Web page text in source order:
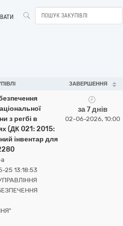
ЗАВЕРШЕННЯ
з регбі в
(ДК 021: 2015:
інвентар для
25 13:18:53
за 7 днів
02-06-2026, 10:00